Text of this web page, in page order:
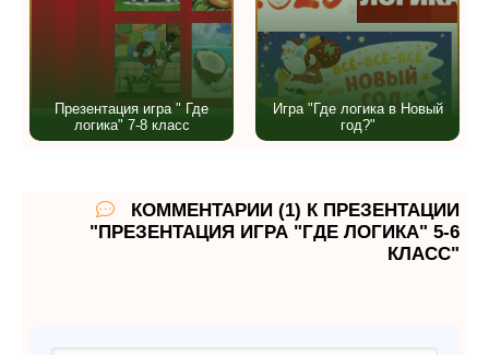
Презентация игра " Где
логика" 7-8 класс
Игра "Где логика в Новый
год?"
КОММЕНТАРИИ (1) К ПРЕЗЕНТАЦИИ
"ПРЕЗЕНТАЦИЯ ИГРА "ГДЕ ЛОГИКА" 5-6
КЛАСС"